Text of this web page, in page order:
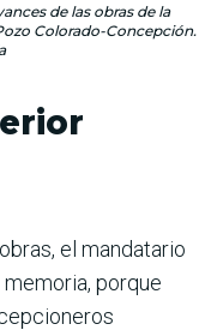
de las obras de la
Colorado-Concepción.
el mandatario
porque